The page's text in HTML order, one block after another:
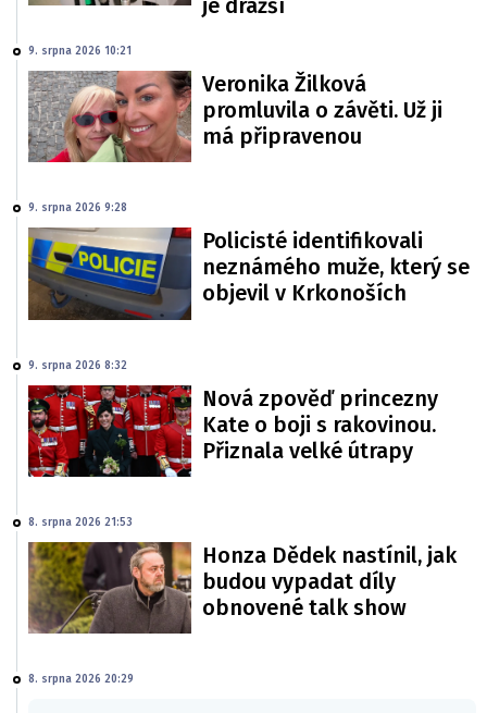
9. srpna 2026 10:21
Veronika Žilková
promluvila o závěti. Už ji
má připravenou
9. srpna 2026 9:28
Policisté identifikovali
neznámého muže, který se
objevil v Krkonoších
9. srpna 2026 8:32
Nová zpověď princezny
Kate o boji s rakovinou.
Přiznala velké útrapy
8. srpna 2026 21:53
Honza Dědek nastínil, jak
budou vypadat díly
obnovené talk show
8. srpna 2026 20:29